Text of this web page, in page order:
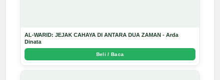
AL-WARID: JEJAK CAHAYA DI ANTARA DUA ZAMAN - Arda
Dinata
Beli / Baca